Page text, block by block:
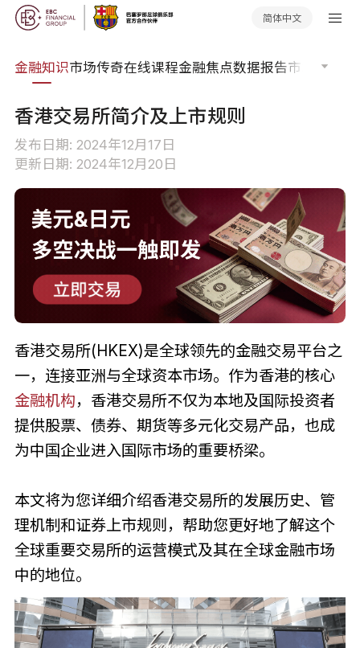
简体中文
金融知识市场传奇在线课程金融焦点数据报告市场分析
香港交易所简介及上市规则
发布日期: 2024年12月17日
更新日期: 2024年12月20日
香港交易所(HKEX)是全球领先的金融交易平台之
一，连接亚洲与全球资本市场。作为香港的核心
金融机构，香港交易所不仅为本地及国际投资者
提供股票、债券、期货等多元化交易产品，也成
为中国企业进入国际市场的重要桥梁。
本文将为您详细介绍香港交易所的发展历史、管
理机制和证券上市规则，帮助您更好地了解这个
全球重要交易所的运营模式及其在全球金融市场
中的地位。